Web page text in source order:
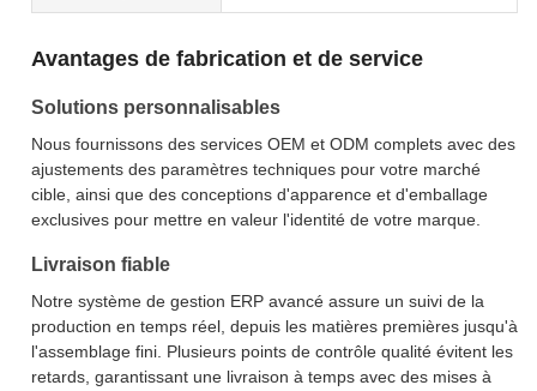
Avantages de fabrication et de service
Solutions personnalisables
Nous fournissons des services OEM et ODM complets avec des
ajustements des paramètres techniques pour votre marché
cible, ainsi que des conceptions d'apparence et d'emballage
exclusives pour mettre en valeur l'identité de votre marque.
Livraison fiable
Notre système de gestion ERP avancé assure un suivi de la
production en temps réel, depuis les matières premières jusqu'à
l'assemblage fini. Plusieurs points de contrôle qualité évitent les
retards, garantissant une livraison à temps avec des mises à